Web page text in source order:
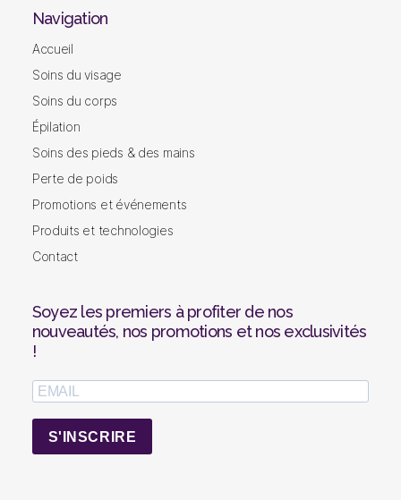
corps
|
Lumière
|
Gatineau
Navigation
Accueil
Soins du visage
Soins du corps
Épilation
Soins des pieds & des mains
Perte de poids
Promotions et événements
Produits et technologies
Contact
Soyez les premiers à profiter de nos
nouveautés, nos promotions et nos exclusivités
!
S'INSCRIRE